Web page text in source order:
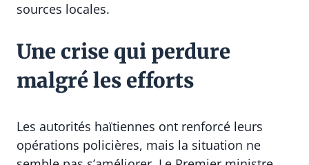
sources locales.
Une crise qui perdure
malgré les efforts
Les autorités haïtiennes ont renforcé leurs
opérations policières, mais la situation ne